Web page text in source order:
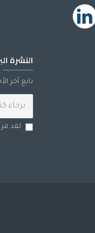
النشرة
تابع آخر
لقد